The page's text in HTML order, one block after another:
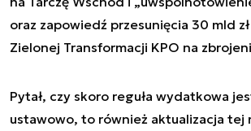
oraz zapowiedź przesunięcia 30 mld
Zielonej Transformacji KPO na
Pytał, czy skoro reguła wydatkowa
ustawowo, to również aktualizacja tej